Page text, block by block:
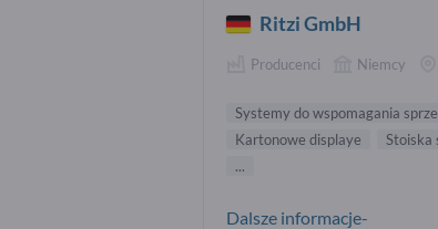
Ritzi GmbH
Producenci Niemcy
Systemy do wspomagania
Kartonowe displaye
Stoiska
...
Dalsze informacje-